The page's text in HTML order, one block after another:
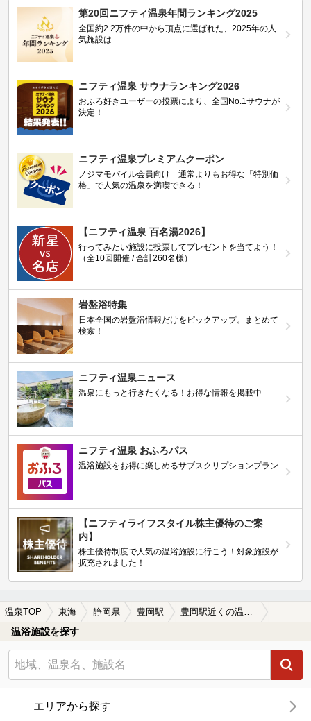
第20回ニフティ温泉年間ランキング2025
全国約2.2万件の中から頂点に選ばれた、2025年の人
気施設は…
ニフティ温泉 サウナランキング2026
おふろ好きユーザーの投票により、全国No.1サウナが
決定！
ニフティ温泉プレミアムクーポン
ノジマモバイル会員向け 通常よりもお得な「特別価
格」で人気の温泉を満喫できる！
【ニフティ温泉 百名湯2026】
行ってみたい施設に投票してプレゼントを当てよう！
（全10回開催 / 合計260名様）
岩盤浴特集
日本全国の岩盤浴情報だけをピックアップ。まとめて
検索！
ニフティ温泉ニュース
温泉にもっと行きたくなる！お得な情報を掲載中
ニフティ温泉 おふろパス
温浴施設をお得に楽しめるサブスクリプションプラン
【ニフティライフスタイル株主優待のご案
内】
株主優待制度で人気の温浴施設に行こう！対象施設が
拡充されました！
温泉TOP 東海 静岡県 豊岡駅 豊岡駅近くの温泉宿・温泉旅館・ホテルおすすめ(2026年版)
温浴施設を探す
エリアから探す